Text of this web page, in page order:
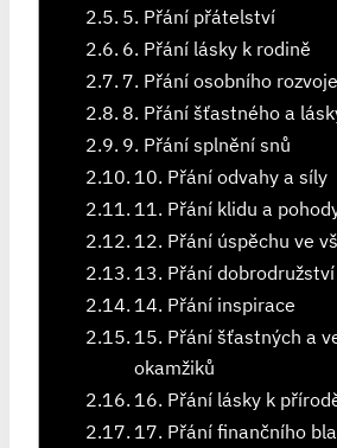
5. Přání přátelství
6. Přání lásky k rodině
7. Přání osobního rozvoje
8. Přání šťastného a
9. Přání splnění snů
10. Přání odvahy a síly
11. Přání klidu a
12. Přání úspěchu ve
13. Přání dobrodružství
14. Přání inspirace
15. Přání šťastných a
okamžiků
16. Přání lásky k
17. Přání finančního